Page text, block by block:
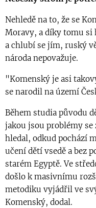
Nehledě na to, že se
Moravy, a díky tomu
a chlubí se jím, ruský
národa nepovažuje.
"Komenský je asi
se narodil na území
Během studia původu
jakou jsou problémy
hledal, odkud pochází
učení dětí vsedě a bez
starém Egyptě. Ve
došlo k masivnímu
metodiku vyjádřil ve
Komenský, dodal.